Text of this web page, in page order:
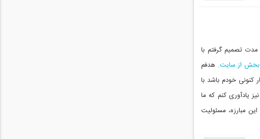
تصمیم گرفتم با
بخش از سایت. هدفم
کنونی خودم باشد با
یادآوری کنم که ما
مبارزه، مسئولیت